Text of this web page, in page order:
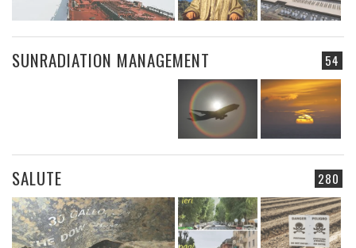
54
SUNRADIATION MANAGEMENT
280
SALUTE